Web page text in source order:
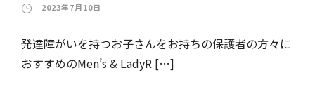
2023年7月10日
発達障がいを持つお子さんをお持ちの保護者の方々に
おすすめのMen’s & LadyR […]